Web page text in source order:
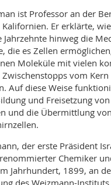
ist Professor an der
Er erklärte,
Jahrzehnte hinweg die
die es Zellen
Moleküle mit vielen
vom Kern
Auf diese Weise
und Freisetzung
und die Übermittlung
der erste Präsident
Chemiker
Jahrhundert, 1899, an
des Weizmann-